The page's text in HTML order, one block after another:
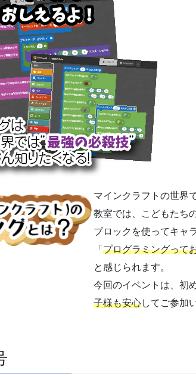
マインクラフトの世界
教室では、こどもたち
ブロックを使ってキャ
「 プログラミングって
と感じられます。
今回のイベントは、初
子様も安心してご参加